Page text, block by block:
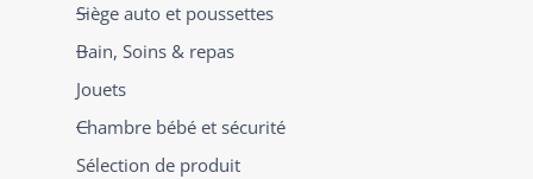
Siège auto et poussettes
Bain, Soins & repas
Jouets
Chambre bébé et sécurité
Sélection de produit